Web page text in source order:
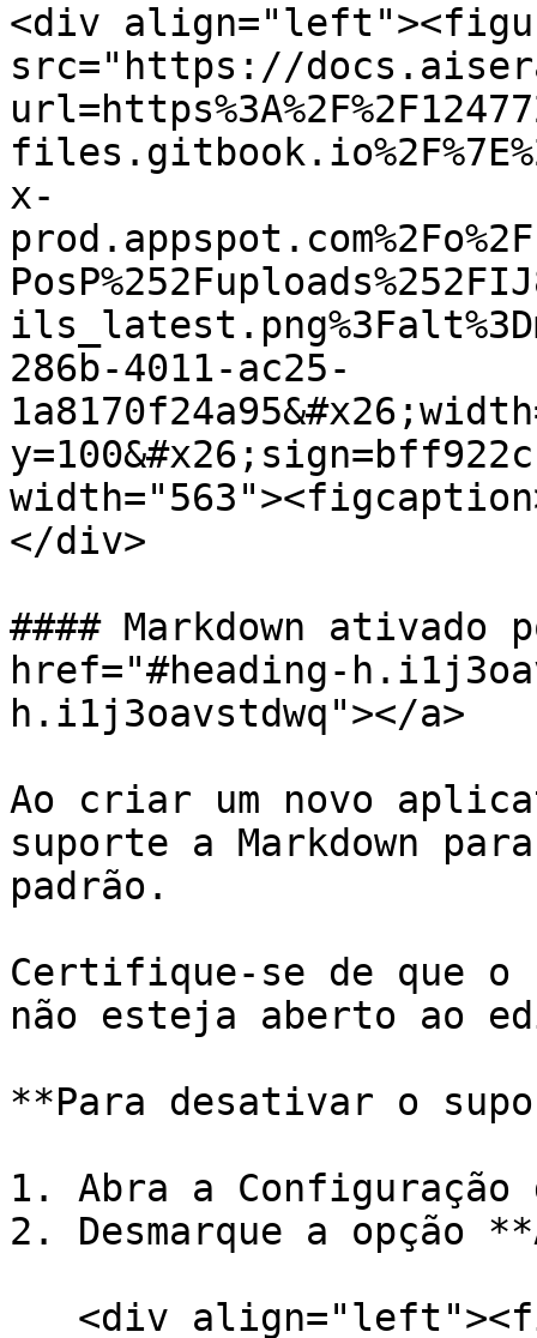
<div
src="https://
x-
286b-4011-ac25-
</div>
#### Markdown ativado
href="#heading-
h.i1j3oavstdwq"></a>
Ao criar um novo
suporte a Markdown
padrão.
Certifique-se de que o
não esteja aberto ao
**Para desativar o
1. Abra a Configuração
2. Desmarque a opção